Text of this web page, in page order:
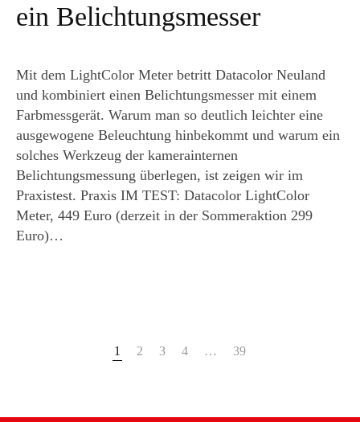
ein Belichtungsmesser
Mit dem LightColor Meter betritt Datacolor Neuland
und kombiniert einen Belichtungsmesser mit einem
Farbmessgerät. Warum man so deutlich leichter eine
ausgewogene Beleuchtung hinbekommt und warum ein
solches Werkzeug der kamerainternen
Belichtungsmessung überlegen, ist zeigen wir im
Praxistest. Praxis IM TEST: Datacolor LightColor
Meter, 449 Euro (derzeit in der Sommeraktion 299
Euro)…
1 2 3 4 … 39